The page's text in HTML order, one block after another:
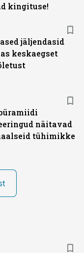
kingituse!
jäljendasid
keskaegset
näitavad
tühimikke